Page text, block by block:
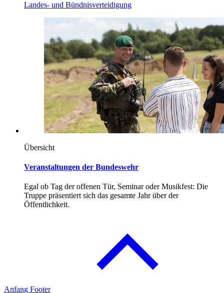
Landes- und Bündnisverteidigung
Übersicht
Veranstaltungen der Bundeswehr
Egal ob Tag der offenen Tür, Seminar oder Musikfest: Die
Truppe präsentiert sich das gesamte Jahr über der
Öffentlichkeit.
Anfang Footer